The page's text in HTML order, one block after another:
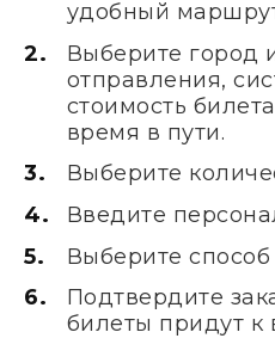
удобный
Выберите город
отправления,
стоимость
время в пути.
Выберите
Введите
Выберите
Подтвердите
билеты придут к